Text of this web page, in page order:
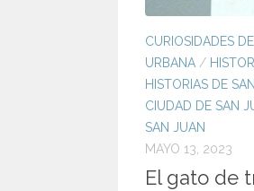
CURIOSIDADES
URBANA /
HISTORIAS DE
CIUDAD DE SAN
SAN JUAN
MAYO 13, 2023
El gato de